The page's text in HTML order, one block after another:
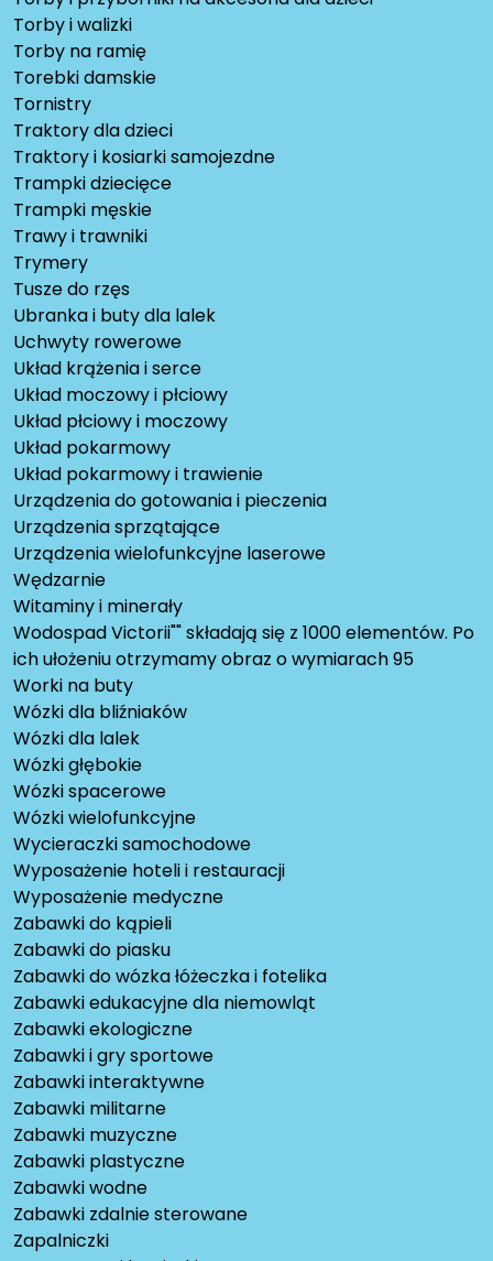
Torby i walizki
Torby na ramię
Torebki damskie
Tornistry
Traktory dla dzieci
Traktory i kosiarki samojezdne
Trampki dziecięce
Trampki męskie
Trawy i trawniki
Trymery
Tusze do rzęs
Ubranka i buty dla lalek
Uchwyty rowerowe
Układ krążenia i serce
Układ moczowy i płciowy
Układ płciowy i moczowy
Układ pokarmowy
Układ pokarmowy i trawienie
Urządzenia do gotowania i pieczenia
Urządzenia sprzątające
Urządzenia wielofunkcyjne laserowe
Wędzarnie
Witaminy i minerały
Wodospad Victorii"" składają się z 1000 elementów. Po
ich ułożeniu otrzymamy obraz o wymiarach 95
Worki na buty
Wózki dla bliźniaków
Wózki dla lalek
Wózki głębokie
Wózki spacerowe
Wózki wielofunkcyjne
Wycieraczki samochodowe
Wyposażenie hoteli i restauracji
Wyposażenie medyczne
Zabawki do kąpieli
Zabawki do piasku
Zabawki do wózka łóżeczka i fotelika
Zabawki edukacyjne dla niemowląt
Zabawki ekologiczne
Zabawki i gry sportowe
Zabawki interaktywne
Zabawki militarne
Zabawki muzyczne
Zabawki plastyczne
Zabawki wodne
Zabawki zdalnie sterowane
Zapalniczki